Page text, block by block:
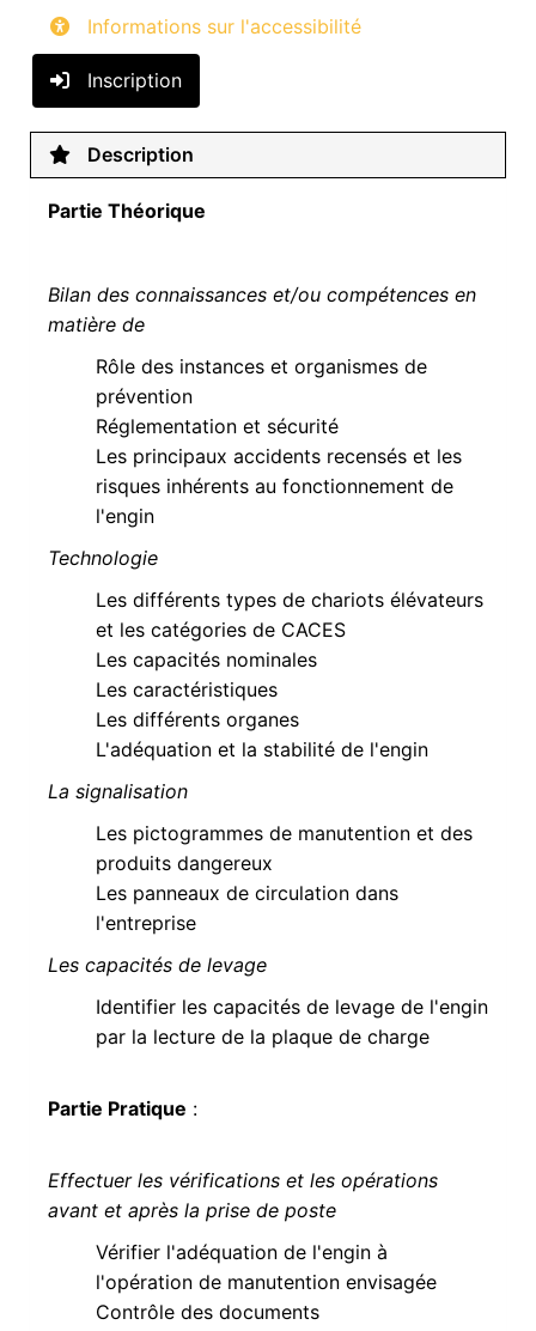
Informations sur l'accessibilité
Inscription
Description
Partie Théorique
Bilan des connaissances et/ou compétences en
matière de
Rôle des instances et organismes de
prévention
Réglementation et sécurité
Les principaux accidents recensés et les
risques inhérents au fonctionnement de
l'engin
Technologie
Les différents types de chariots élévateurs
et les catégories de CACES
Les capacités nominales
Les caractéristiques
Les différents organes
L'adéquation et la stabilité de l'engin
La signalisation
Les pictogrammes de manutention et des
produits dangereux
Les panneaux de circulation dans
l'entreprise
Les capacités de levage
Identifier les capacités de levage de l'engin
par la lecture de la plaque de charge
Partie Pratique :
Effectuer les vérifications et les opérations
avant et après la prise de poste
Vérifier l'adéquation de l'engin à
l'opération de manutention envisagée
Contrôle des documents